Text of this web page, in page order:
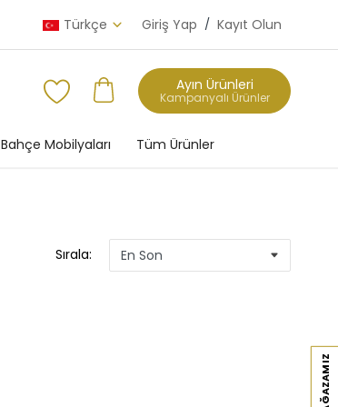
Türkçe Giriş Yap / Kayıt Olun
Ayın Ürünleri
Kampanyalı Ürünler
Bahçe Mobilyaları Tüm Ürünler
Sırala: